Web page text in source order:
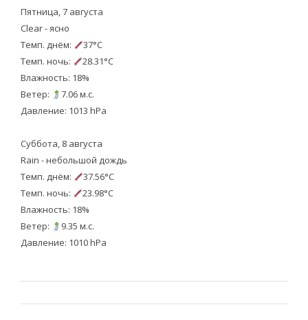
Пятница, 7 августа
Clear - ясно
Темп. днём:
37°C
Темп. ночь:
28.31°C
Влажность: 18%
Ветер:
7.06 м.с.
Давление: 1013 hPa
Суббота, 8 августа
Rain - небольшой дождь
Темп. днём:
37.56°C
Темп. ночь:
23.98°C
Влажность: 18%
Ветер:
9.35 м.с.
Давление: 1010 hPa